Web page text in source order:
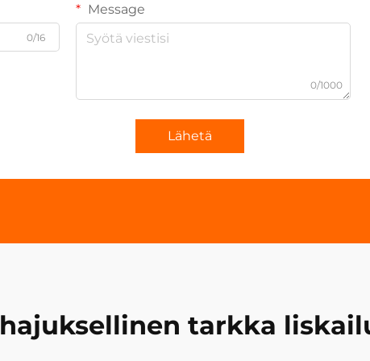
0/16
Message
0/1000
Lähetä
hajuksellinen tarkka